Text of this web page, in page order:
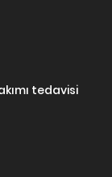
tedavisi